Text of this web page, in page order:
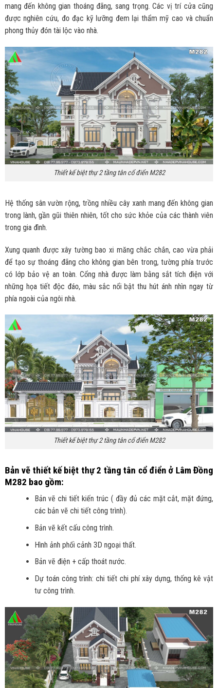
mang đến không gian thoáng đãng, sang trọng. Các vị trí cửa cũng
được nghiên cứu, đo đạc kỹ lưỡng đem lại thẩm mỹ cao và chuẩn
phong thủy đón tài lộc vào nhà.
Thiết kế biệt thự 2 tầng tân cổ điển M282
Hệ thống sân vườn rộng, trồng nhiều cây xanh mang đến không gian
trong lành, gần gũi thiên nhiên, tốt cho sức khỏe của các thành viên
trong gia đình.
Xung quanh được xây tường bao xi măng chắc chắn, cao vừa phải
để tạo sự thoáng đãng cho không gian bên trong, tường phía trước
có lớp bảo vệ an toàn. Cổng nhà được làm bằng sắt tích điện với
những họa tiết độc đáo, màu sắc nổi bật thu hút ánh nhìn ngay từ
phía ngoài của ngôi nhà.
Thiết kế biệt thự 2 tầng tân cổ điển M282
Bản vẽ thiết kế biệt thự 2 tầng tân cổ điển ở Lâm Đồng
M282 bao gồm:
Bản vẽ chi tiết kiến trúc ( đầy đủ các mặt cắt, mặt đứng,
các bản vẽ chi tiết công trình).
Bản vẽ kết cấu công trình.
Hình ảnh phối cảnh 3D ngoại thất.
Bản vẽ điện + cấp thoát nước.
Dự toán công trình: chi tiết chi phí xây dựng, thống kê vật
tư công trình.